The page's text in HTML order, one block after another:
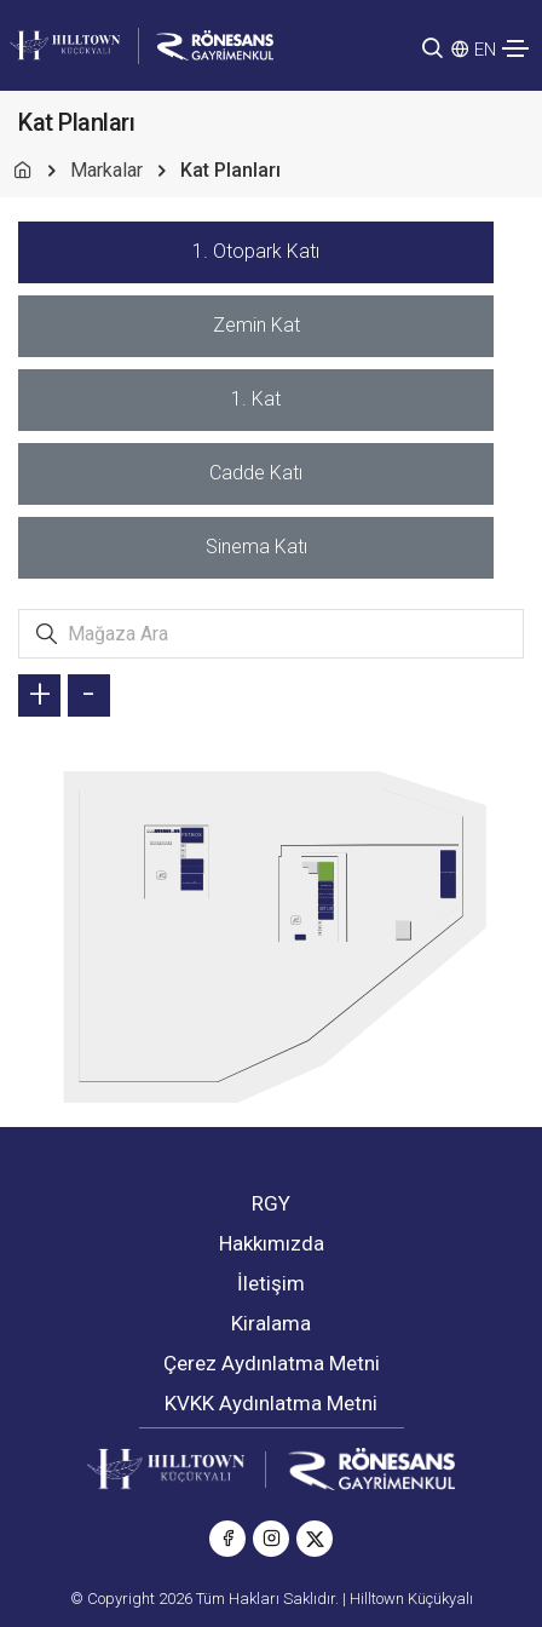
EN
Kat Planları
Markalar Kat Planları
1. Otopark Katı
Zemin Kat
1. Kat
Cadde Katı
Sinema Katı
ARİFOĞLU
AUTOWAX
ETSTUR
JOLLY TUR
PETBOX
SETUR
+ -
RGY
Hakkımızda
İletişim
Kiralama
Çerez Aydınlatma Metni
KVKK Aydınlatma Metni
© Copyright 2026 Tüm Hakları Saklıdır. | Hilltown Küçükyalı